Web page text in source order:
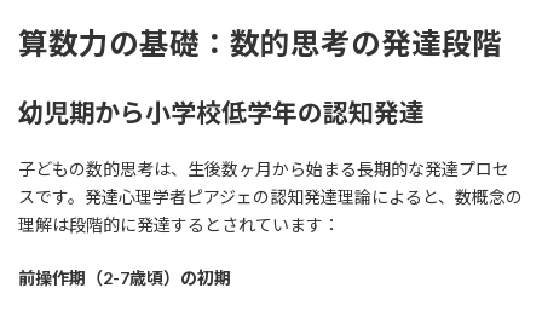
算数力の基礎：数的思考の発達段階
幼児期から小学校低学年の認知発達
子どもの数的思考は、生後数ヶ月から始まる長期的な発達プロセ
スです。発達心理学者ピアジェの認知発達理論によると、数概念の
理解は段階的に発達するとされています：
前操作期（2-7歳頃）の初期